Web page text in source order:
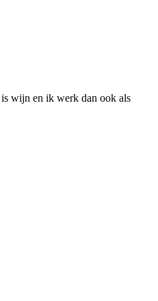
wijn en ik werk dan ook als